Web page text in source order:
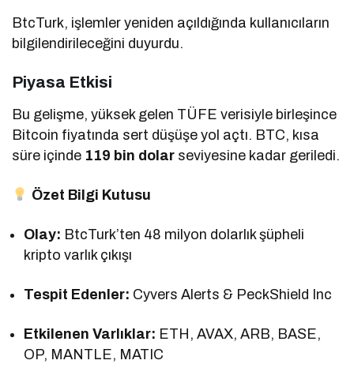
BtcTurk, işlemler yeniden açıldığında kullanıcıların
bilgilendirileceğini duyurdu.
Piyasa Etkisi
Bu gelişme, yüksek gelen TÜFE verisiyle birleşince
Bitcoin fiyatında sert düşüşe yol açtı. BTC, kısa
süre içinde 119 bin dolar seviyesine kadar geriledi.
Özet Bilgi Kutusu
Olay: BtcTurk’ten 48 milyon dolarlık şüpheli
kripto varlık çıkışı
Tespit Edenler: Cyvers Alerts & PeckShield Inc
Etkilenen Varlıklar: ETH, AVAX, ARB, BASE,
OP, MANTLE, MATIC